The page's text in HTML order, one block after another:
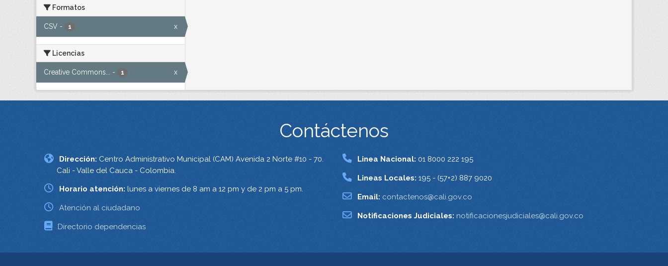
Formatos
CSV - 1 x
Licencias
Creative Commons... - 1 x
Contáctenos
Dirección: Centro Administrativo Municipal (CAM) Avenida 2 Norte #10 - 70.
Cali - Valle del Cauca - Colombia.
Horario atención: lunes a viernes de 8 am a 12 pm y de 2 pm a 5 pm.
Atención al ciudadano
Directorio dependencias
Linea Nacional: 01 8000 222 195
Lineas Locales: 195 - (57+2) 887 9020
Email: contactenos@cali.gov.co
Notificaciones Judiciales: notificacionesjudiciales@cali.gov.co